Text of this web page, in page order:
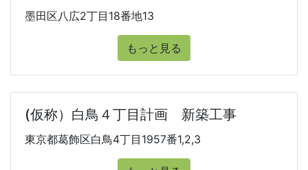
墨田区八広2丁目18番地13
もっと見る
(仮称）白鳥４丁目計画 新築工事
東京都葛飾区白鳥4丁目1957番1,2,3